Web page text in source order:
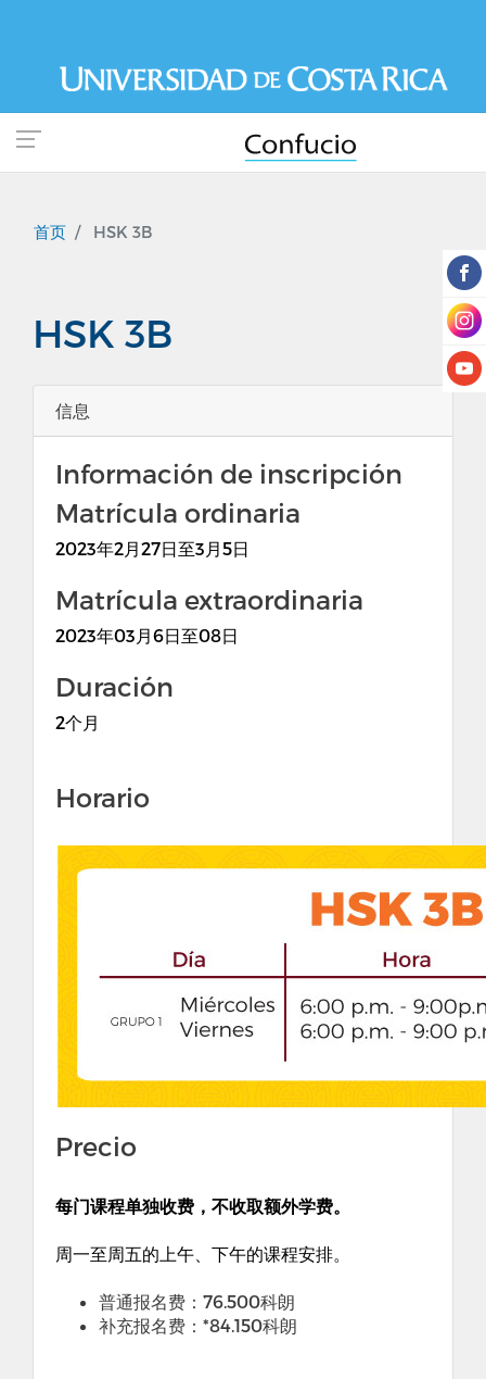
到
内
容
首页 HSK 3B
HSK 3B
信息
Información de inscripción
Matrícula ordinaria
2023年2月27日至3月5日
Matrícula extraordinaria
2023年03月6日至08日
Duración
2个月
Horario
Precio
每门课程单独收费，不收取额外学费。
周一至周五的上午、下午的课程安排。
普通报名费：76.500科朗
补充报名费：*84.150科朗